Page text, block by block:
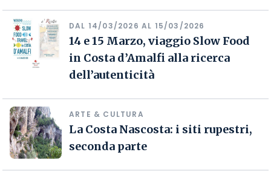
DAL 14/03/2026 AL 15/03/2026
14 e 15 Marzo, viaggio Slow Food
in Costa d’Amalfi alla ricerca
dell’autenticità
ARTE & CULTURA
La Costa Nascosta: i siti rupestri,
seconda parte